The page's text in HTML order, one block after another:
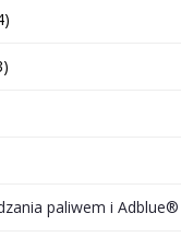
paliwem i Adblue®